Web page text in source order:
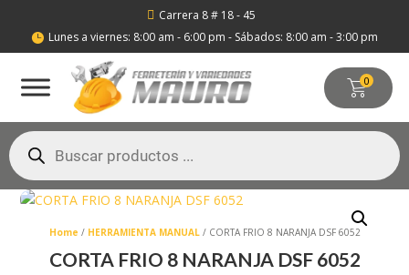
 Carrera 8 # 18 - 45
 Lunes a viernes: 8:00 am - 6:00 pm - Sábados: 8:00 am - 3:00 pm
0
Búsqueda
de
productos
Home / HERRAMIENTA MANUAL/ CORTA FRIO 8 NARANJA DSF 6052
CORTA FRIO 8 NARANJA DSF 6052